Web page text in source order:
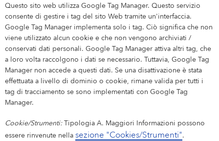
Questo sito web utilizza Google Tag Manager. Questo servizio
consente di gestire i tag del sito Web tramite un'interfaccia.
Google Tag Manager implementa solo i tag. Ciò significa che non
viene utilizzato alcun cookie e che non vengono archiviati /
conservati dati personali. Google Tag Manager attiva altri tag, che
a loro volta raccolgono i dati se necessario. Tuttavia, Google Tag
Manager non accede a questi dati. Se una disattivazione è stata
effettuata a livello di dominio o cookie, rimane valida per tutti i
tag di tracciamento se sono implementati con Google Tag
Manager.
Cookie/Strumenti:Tipologia A. Maggiori Informazioni possono
essere rinvenute nella sezione "Cookies/Strumenti" .